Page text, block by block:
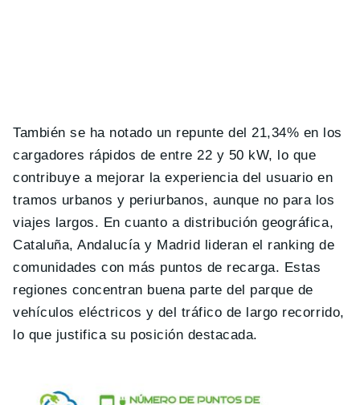
También se ha notado un repunte del 21,34% en los
cargadores rápidos de entre 22 y 50 kW, lo que
contribuye a mejorar la experiencia del usuario en
tramos urbanos y periurbanos, aunque no para los
viajes largos. En cuanto a distribución geográfica,
Cataluña, Andalucía y Madrid lideran el ranking de
comunidades con más puntos de recarga. Estas
regiones concentran buena parte del parque de
vehículos eléctricos y del tráfico de largo recorrido,
lo que justifica su posición destacada.